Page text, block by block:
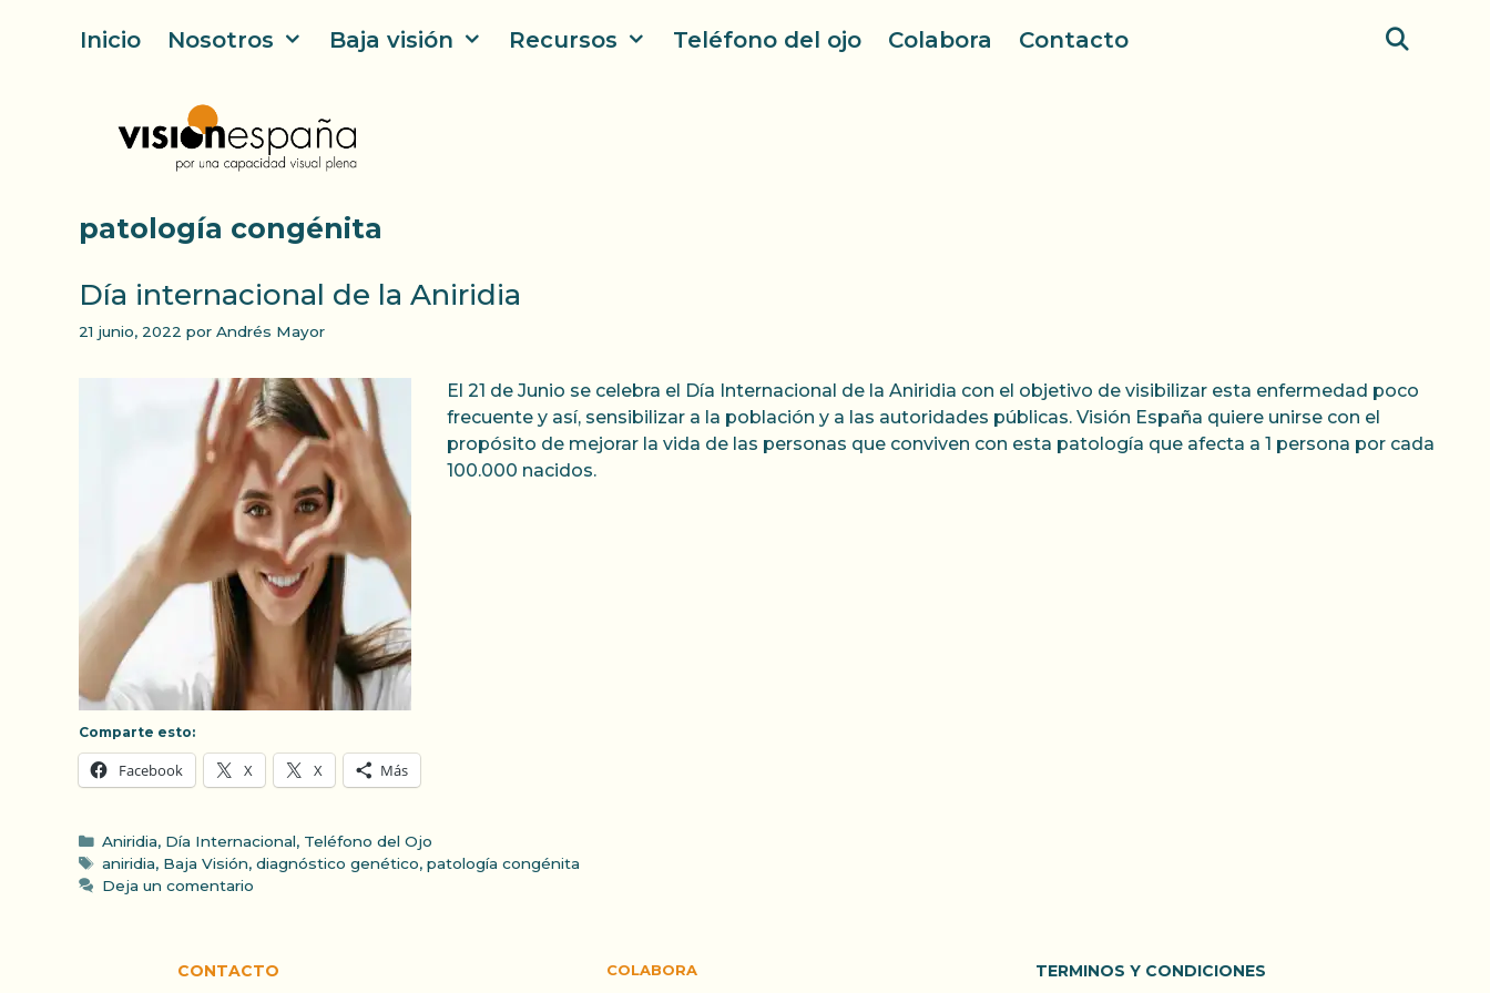
Inicio Nosotros Baja visión Recursos Teléfono del ojo Colabora Contacto
patología congénita
Día internacional de la Aniridia
21 junio, 2022 por Andrés Mayor
El 21 de Junio se celebra el Día Internacional de la Aniridia con el objetivo de visibilizar esta enfermedad poco
frecuente y así, sensibilizar a la población y a las autoridades públicas. Visión España quiere unirse con el
propósito de mejorar la vida de las personas que conviven con esta patología que afecta a 1 persona por cada
100.000 nacidos.
Comparte esto:
Facebook X X Más
Categorías
Aniridia, Día Internacional, Teléfono del Ojo
Etiquetas
aniridia, Baja Visión, diagnóstico genético, patología congénita
Deja un comentario
CONTACTO COLABORA TERMINOS Y CONDICIONES